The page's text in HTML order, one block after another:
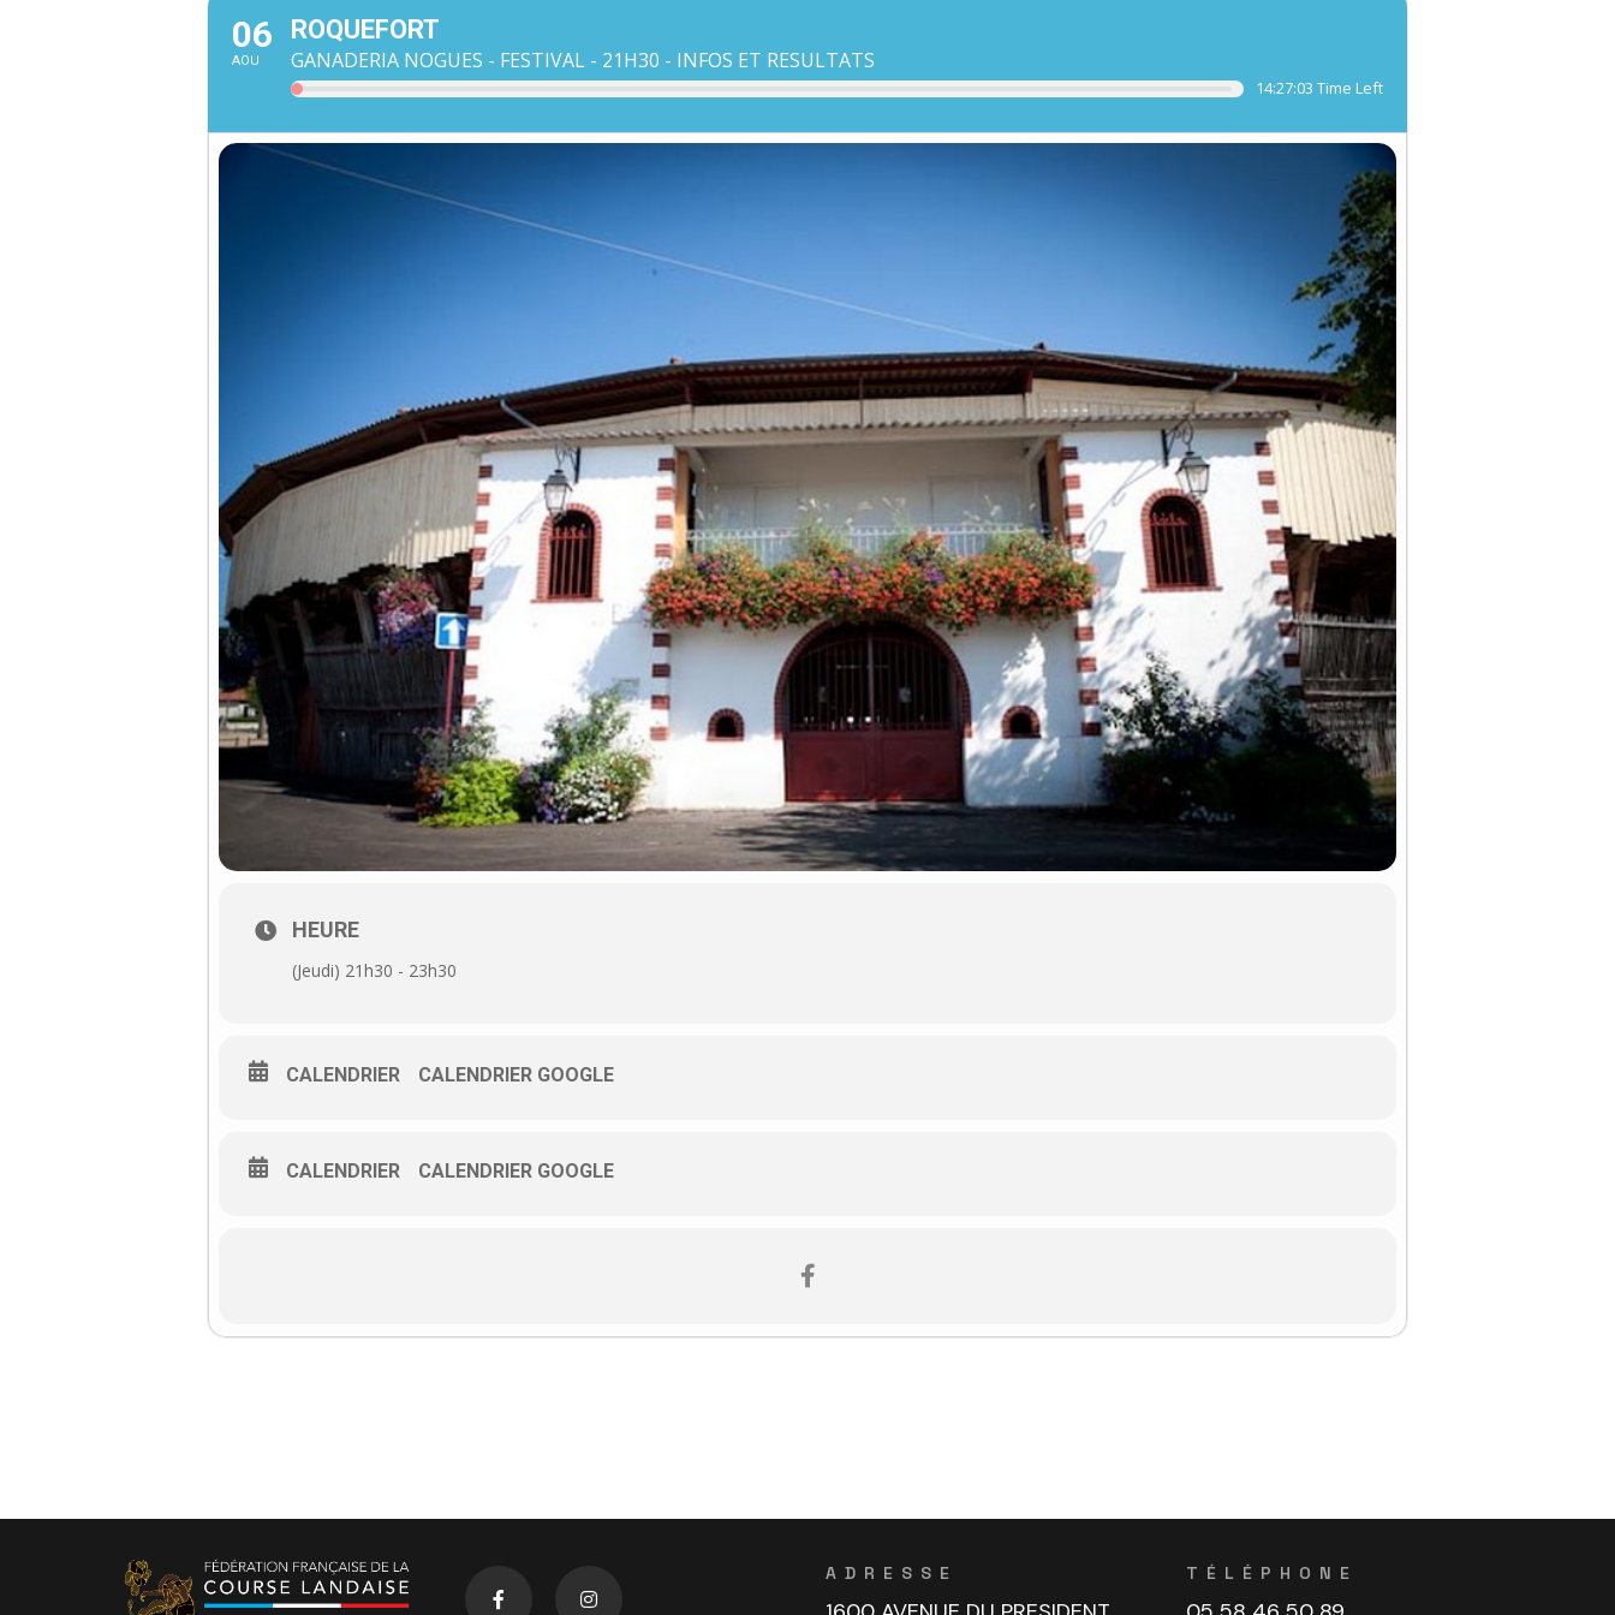
06
AOU
ROQUEFORT
GANADERIA NOGUES - FESTIVAL - 21H30 - INFOS ET RESULTATS
14:27:02 Time Left
HEURE
(Jeudi) 21h30 - 23h30
CALENDRIER CALENDRIER GOOGLE
CALENDRIER CALENDRIER GOOGLE
ADRESSE TÉLÉPHONE